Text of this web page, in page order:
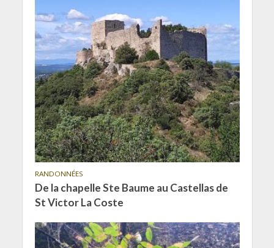
RANDONNÉES
De la chapelle Ste Baume au Castellas de
St Victor La Coste